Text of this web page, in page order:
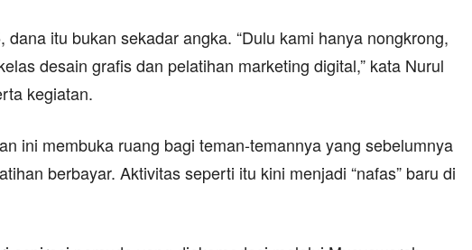
dana itu bukan sekadar angka. “Dulu kami hanya nongkrong,
desain grafis dan pelatihan marketing digital,” kata Nurul
kegiatan.
ini membuka ruang bagi teman-temannya yang sebelumnya
berbayar. Aktivitas seperti itu kini menjadi “nafas” baru di